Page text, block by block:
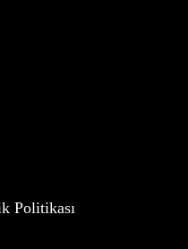
Politikası